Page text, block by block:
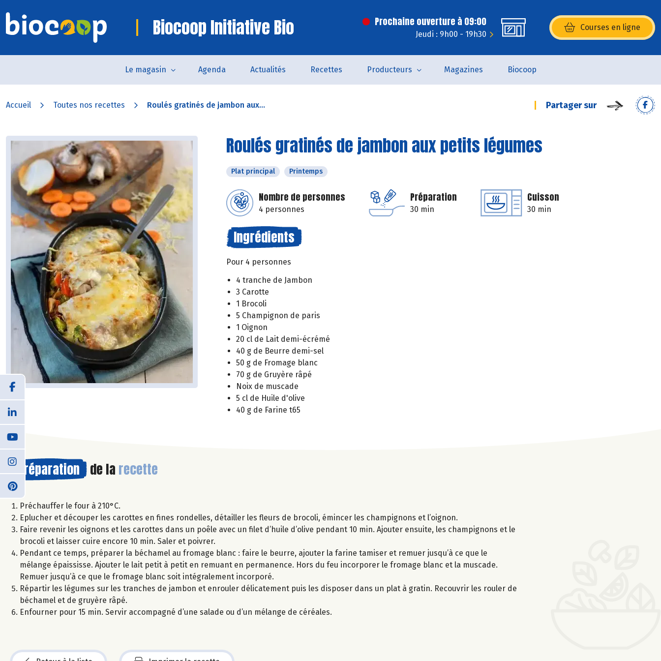
Biocoop Initiative Bio Prochaine ouverture à 09:00
Jeudi : 9h00 - 19h30
Courses en ligne
(s’ouvre dans une nouvelle
Le magasin Agenda Actualités Recettes Producteurs Magazines Biocoop
Accueil Toutes nos recettes Roulés gratinés de jambon aux... Partager sur
Roulés gratinés de jambon aux petits légumes
Plat principal Printemps
Nombre de personnes
4 personnes
Préparation
30 min
Cuisson
30 min
Ingrédients
Pour 4 personnes
4 tranche de Jambon
3 Carotte
1 Brocoli
5 Champignon de paris
1 Oignon
20 cl de Lait demi-écrémé
40 g de Beurre demi-sel
50 g de Fromage blanc
70 g de Gruyère râpé
Noix de muscade
5 cl de Huile d'olive
40 g de Farine t65
Préparation de la recette
Préchauffer le four à 210°C.
Eplucher et découper les carottes en fines rondelles, détailler les fleurs de brocoli, émincer les champignons et l’oignon.
Faire revenir les oignons et les carottes dans un poêle avec un filet d’huile d’olive pendant 10 min. Ajouter ensuite, les champignons et le
brocoli et laisser cuire encore 10 min. Saler et poivrer.
Pendant ce temps, préparer la béchamel au fromage blanc : faire le beurre, ajouter la farine tamiser et remuer jusqu’à ce que le
mélange épaississe. Ajouter le lait petit à petit en remuant en permanence. Hors du feu incorporer le fromage blanc et la muscade.
Remuer jusqu’à ce que le fromage blanc soit intégralement incorporé.
Répartir les légumes sur les tranches de jambon et enrouler délicatement puis les disposer dans un plat à gratin. Recouvrir les rouler de
béchamel et de gruyère râpé.
Enfourner pour 15 min. Servir accompagné d’une salade ou d’un mélange de céréales.